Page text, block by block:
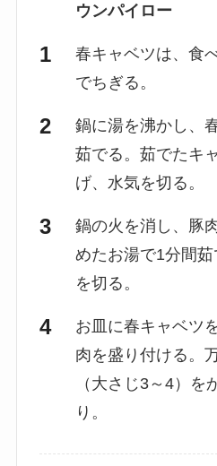
ウンパイロー
春キャベツは、食
でちぎる。
鍋に湯を沸かし、
茹でる。茹でたキ
げ、水気を切る。
鍋の火を消し、豚
めたお湯で1分間
を切る。
お皿に春キャベツ
肉を盛り付ける。
（大さじ3～4）を
り。